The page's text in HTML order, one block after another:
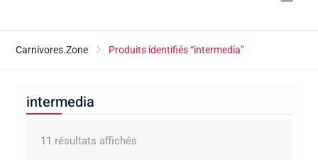
Carnivores.Zone Produits identifiés “intermedia”
intermedia
11 résultats affichésTrié